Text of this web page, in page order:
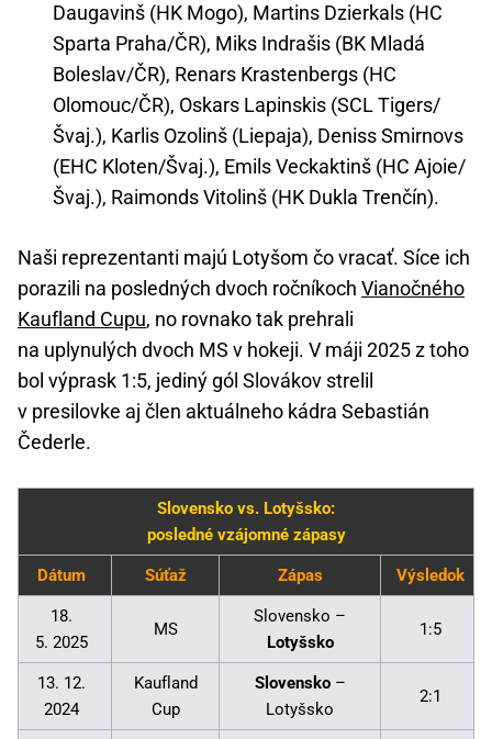
Daugavinš (HK Mogo), Martins Dzierkals (HC
Sparta Praha/ČR), Miks Indrašis (BK Mladá
Boleslav/ČR), Renars Krastenbergs (HC
Olomouc/ČR), Oskars Lapinskis (SCL Tigers/
Švaj.), Karlis Ozolinš (Liepaja), Deniss Smirnovs
(EHC Kloten/Švaj.), Emils Veckaktinš (HC Ajoie/
Švaj.), Raimonds Vitolinš (HK Dukla Trenčín).
Naši reprezentanti majú Lotyšom čo vracať. Síce ich
porazili na posledných dvoch ročníkoch Vianočného
Kaufland Cupu, no rovnako tak prehrali
na uplynulých dvoch MS v hokeji. V máji 2025 z toho
bol výprask 1:5, jediný gól Slovákov strelil
v presilovke aj člen aktuálneho kádra Sebastián
Čederle.
Slovensko vs. Lotyšsko:
posledné vzájomné zápasy
Dátum Súťaž Zápas Výsledok
18.
5. 2025
MS
Slovensko –
Lotyšsko
1:5
13. 12.
2024
Kaufland
Cup
Slovensko –
Lotyšsko
2:1